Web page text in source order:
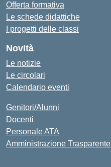
Offerta formativa
Le schede didattiche
I progetti delle classi
Novità
Le notizie
Le circolari
Calendario eventi
Genitori/Alunni
Docenti
Personale ATA
Amministrazione Trasparente